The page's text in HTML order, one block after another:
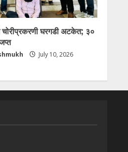
चोरीप्रकरणी घरगडी अटकेत; ३०
July 10, 2026